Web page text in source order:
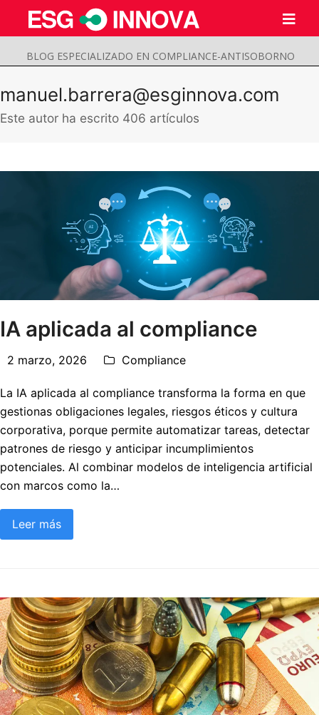
BLOG ESPECIALIZADO EN COMPLIANCE-ANTISOBORNO
Enviar
manuel.barrera@esginnova.com
Este autor ha escrito 406 artículos
IA aplicada al compliance
2 marzo, 2026 Compliance
La IA aplicada al compliance transforma la forma en que
gestionas obligaciones legales, riesgos éticos y cultura
corporativa, porque permite automatizar tareas, detectar
patrones de riesgo y anticipar incumplimientos
potenciales. Al combinar modelos de inteligencia artificial
con marcos como la…
Leer más